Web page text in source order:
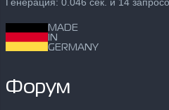
Генерация: 0.046 сек. и 14
MADE
IN
GERMANY
Форум